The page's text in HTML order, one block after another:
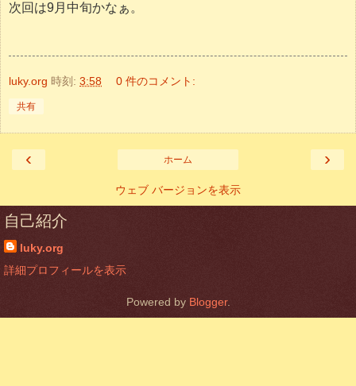
次回は9月中旬かなぁ。
luky.org 時刻: 3:58 0 件のコメント:
共有
‹ ›
ホーム
ウェブ バージョンを表示
自己紹介
luky.org
詳細プロフィールを表示
Powered by Blogger.